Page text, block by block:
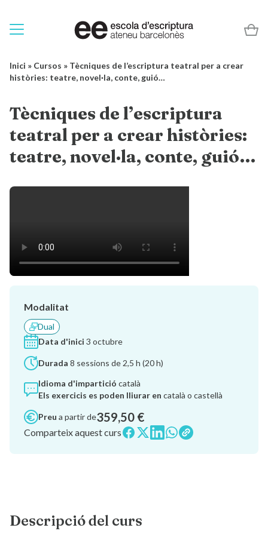
Inici » Cursos » Tècniques de l’escriptura teatral per a crear
històries: teatre, novel·la, conte, guió…
Tècniques de l’escriptura
teatral per a crear històries:
teatre, novel·la, conte, guió…
Modalitat
Dual
Data d'inici 3 octubre
Durada 8 sessions de 2,5 h (20 h)
Idioma d'impartició català
Els exercicis es poden lliurar en català o castellà
Preu a partir de359,50 €
Comparteix aquest curs
Descripció del curs